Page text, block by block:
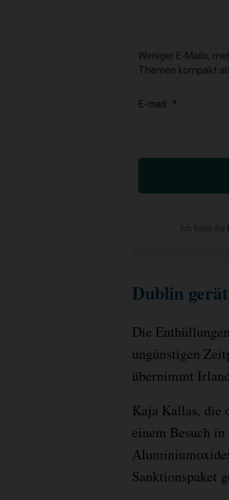
Weniger E-Mails,
Themen kompakt
E-mail: *
Ich habe die
Dublin
Die
ungünstigen
übernimmt
Kaja Kallas, die
einem Besuch
Sanktionspaket